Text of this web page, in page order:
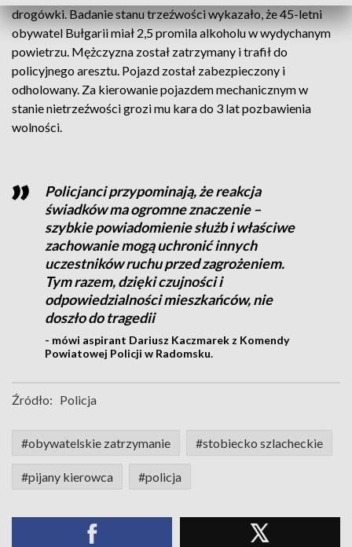
drogówki. Badanie stanu trzeźwości wykazało, że 45-letni
obywatel Bułgarii miał 2,5 promila alkoholu w wydychanym
powietrzu. Mężczyzna został zatrzymany i trafił do
policyjnego aresztu. Pojazd został zabezpieczony i
odholowany. Za kierowanie pojazdem mechanicznym w
stanie nietrzeźwości grozi mu kara do 3 lat pozbawienia
wolności.
Policjanci przypominają, że reakcja
świadków ma ogromne znaczenie –
szybkie powiadomienie służb i właściwe
zachowanie mogą uchronić innych
uczestników ruchu przed zagrożeniem.
Tym razem, dzięki czujności i
odpowiedzialności mieszkańców, nie
doszło do tragedii
- mówi aspirant Dariusz Kaczmarek z Komendy
Powiatowej Policji w Radomsku.
Źródło: Policja
#obywatelskie zatrzymanie #stobiecko szlacheckie
#pijany kierowca #policja